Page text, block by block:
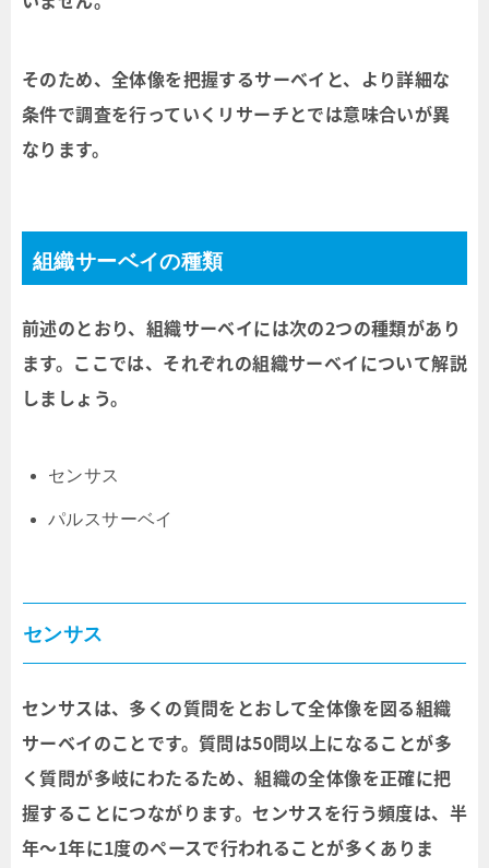
そのため、全体像を把握するサーベイと、より詳細な
条件で調査を行っていくリサーチとでは意味合いが異
なります。
組織サーベイの種類
前述のとおり、組織サーベイには次の2つの種類があり
ます。ここでは、それぞれの組織サーベイについて解説
しましょう。
センサス
パルスサーベイ
センサス
センサスは、多くの質問をとおして全体像を図る組織
サーベイのことです。質問は50問以上になることが多
く質問が多岐にわたるため、組織の全体像を正確に把
握することにつながります。センサスを行う頻度は、半
年〜1年に1度のペースで行われることが多くありま